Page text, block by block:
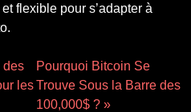
flexible pour s’adapter à
des
les
Pourquoi Bitcoin Se
Trouve Sous la Barre des
100,000$ ? »